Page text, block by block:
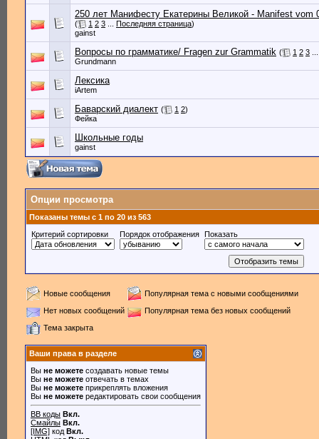
250 лет Манифесту Екатерины Великой - Manifest vom
( 1 2 3 Последняя страница)
gainst
Вопросы по грамматике/ Fragen zur Grammatik ( 1 2 3
Grundmann
Лексика
iArtem
Баварский диалект ( 1 2)
Фейка
Школьные годы
gainst
Опции просмотра
Показаны темы с 1 по 20 из 563
Критерий сортировки
Порядок отображения Показать
Новые сообщения
Популярная тема с новыми сообщениями
Нет новых сообщений
Популярная тема без новых сообщений
Тема закрыта
Ваши права в разделе
Вы не можете создавать новые темы
Вы не можете отвечать в темах
Вы не можете прикреплять вложения
Вы не можете редактировать свои сообщения
BB коды Вкл.
Смайлы Вкл.
[IMG] код Вкл.